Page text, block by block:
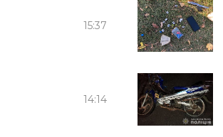
15:37
14:14